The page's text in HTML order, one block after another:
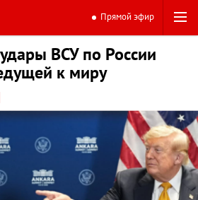
Прямой эфир
ВСУ по России
к миру